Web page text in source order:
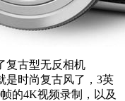
复古型无反相机
是时尚复古风了，3英
的4K视频录制，以及